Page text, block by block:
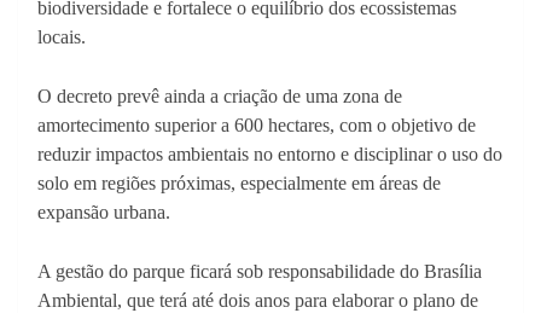
biodiversidade e fortalece o equilíbrio dos ecossistemas
locais.
O decreto prevê ainda a criação de uma zona de
amortecimento superior a 600 hectares, com o objetivo de
reduzir impactos ambientais no entorno e disciplinar o uso do
solo em regiões próximas, especialmente em áreas de
expansão urbana.
A gestão do parque ficará sob responsabilidade do Brasília
Ambiental, que terá até dois anos para elaborar o plano de